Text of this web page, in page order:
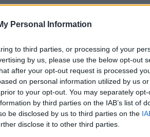
Personal Information
to third parties, or processing of your
by us, please use the below opt-out
after your opt-out request is processed
on personal information utilized by us
to your opt-out. You may separately
by third parties on the IAB’s list of
be disclosed by us to third parties on the
disclose it to other third parties.
η γρίπη, πιο
ανθρώπους στα νοσοκομεία
που κάνει το εμβόλιο για τον